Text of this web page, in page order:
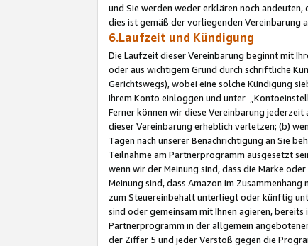
und Sie werden weder erklären noch andeuten,
dies ist gemäß der vorliegenden Vereinbarung
6.Laufzeit und Kündigung
Die Laufzeit dieser Vereinbarung beginnt mit
oder aus wichtigem Grund durch schriftliche
Gerichtswegs), wobei eine solche Kündigung
Ihrem Konto einloggen und unter
Ferner können wir diese Vereinbarung
dieser Vereinbarung erheblich verletzen; (b)
Tagen nach unserer Benachrichtigung an Sie
Teilnahme am Partnerprogramm ausgesetzt
wenn wir der Meinung sind, dass die Marke
Meinung sind, dass Amazon im
zum Steuereinbehalt unterliegt oder künftig
sind oder gemeinsam mit Ihnen agieren,
Partnerprogramm in der allgemein
der Ziffer 5 und jeder Verstoß gegen die